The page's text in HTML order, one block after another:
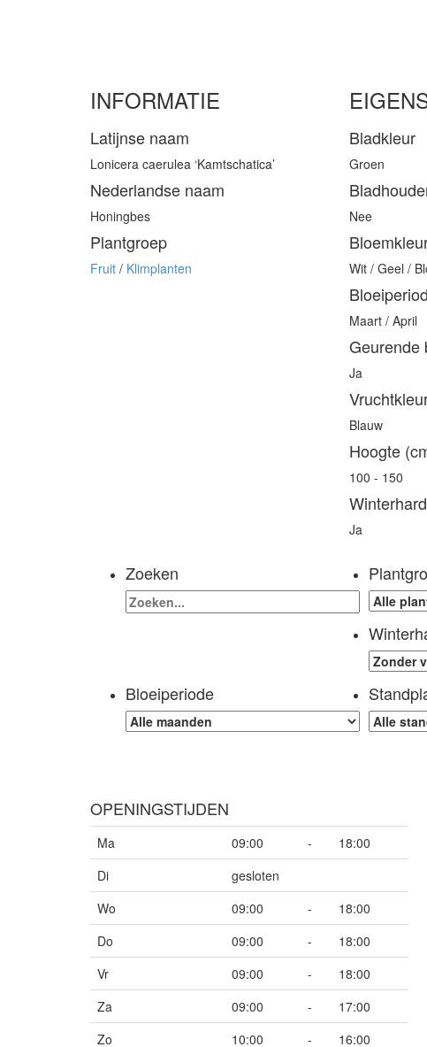
INFORMATIE
Latijnse naam
Lonicera caerulea ‘Kamtschatica’
Nederlandse naam
Honingbes
Plantgroep
Fruit / Klimplanten
Bladkleur
Groen
Nee
Wit / Geel /
Maart / April
Geurende
Ja
Blauw
Hoogte
100 - 150
Winterhard
Ja
Zoeken
Bloeiperiode
OPENINGSTIJDEN
Ma 09:00 -
18:00
Di
gesloten
Wo
09:00 -
18:00
Do
09:00 -
18:00
Vr
09:00 -
18:00
Za
09:00 -
17:00
Zo
10:00 - 16:00